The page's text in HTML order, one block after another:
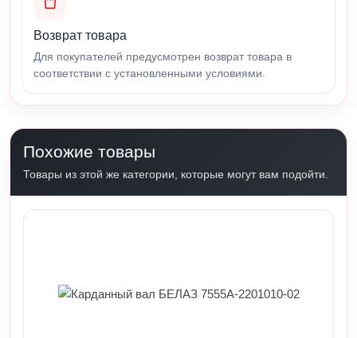
Возврат товара
Для покупателей предусмотрен возврат товара в
соответствии с установленными условиями.
Похожие товары
Товары из этой же категории, которые могут вам подойти.